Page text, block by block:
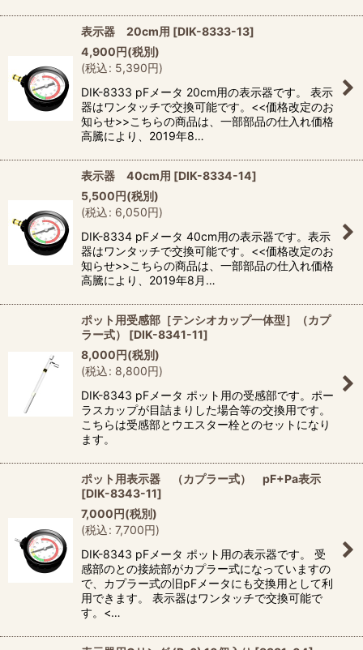
表示器 20cm用 [DIK-8333-13]
4,900円(税別)
(税込: 5,390円)
DIK-8333 pFメータ 20cm用の表示器です。 表示
器はワンタッチで交換可能です。<<価格改定のお
知らせ>>こちらの商品は、一部部品の仕入れ価格
高騰により、2019年8…
表示器 40cm用 [DIK-8334-14]
5,500円(税別)
(税込: 6,050円)
DIK-8334 pFメータ 40cm用の表示器です。表示
器はワンタッチで交換可能です。<<価格改定のお
知らせ>>こちらの商品は、一部部品の仕入れ価格
高騰により、2019年8月…
ポット用受感部［テンシオカップ一体型］（カプ
ラー式）
[DIK-8341-11]
8,000円(税別)
(税込: 8,800円)
DIK-8343 pFメータ ポット用の受感部です。ポー
ラスカップが目詰まりした場合等の交換用です。
こちらは受感部とウエスター栓とのセットになり
ます。
ポット用表示器 （カプラー式） pF+Pa表示
[DIK-8343-11]
7,000円(税別)
(税込: 7,700円)
DIK-8343 pFメータ ポット用の表示器です。 受
感部のとの接続部がカプラー式になっていますの
で、カプラー式の旧pFメータにも交換用として利
用できます。 表示器はワンタッチで交換可能で
す。<…